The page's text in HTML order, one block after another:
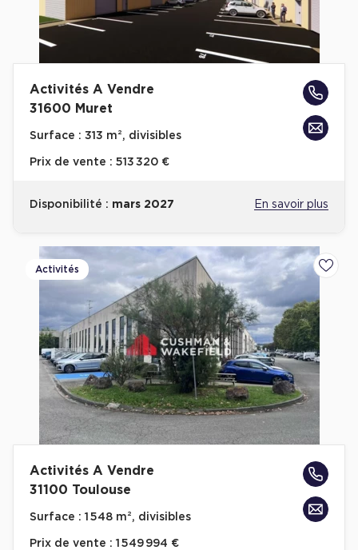
Activités A Vendre
31600 Muret
Surface : 313 m², divisibles
Prix de vente : 513 320 €
Disponibilité : mars 2027 En savoir plus
Activités
Activités A Vendre
31100 Toulouse
Surface : 1 548 m², divisibles
Prix de vente : 1 549 994 €